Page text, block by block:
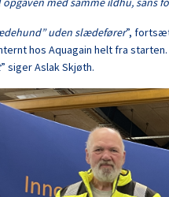
uden slædefører”,
hos Aquagain helt fra starten.
” siger Aslak Skjøth.